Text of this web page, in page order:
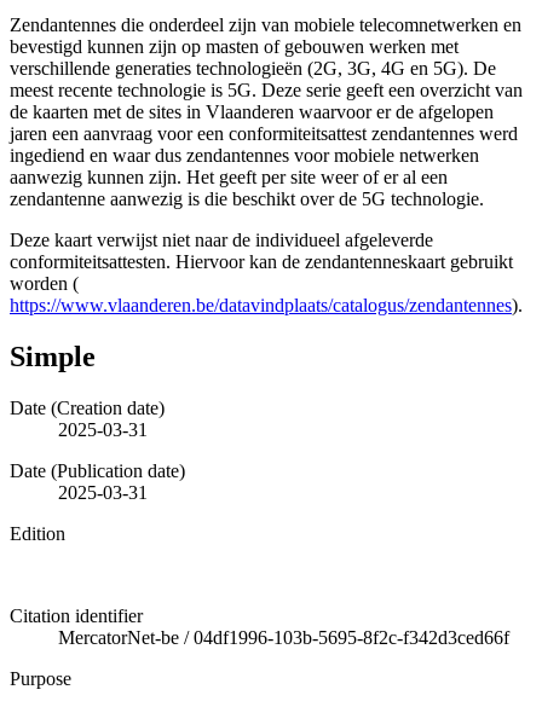
Zendantennes die onderdeel zijn van mobiele telecomnetwerken en
bevestigd kunnen zijn op masten of gebouwen werken met
verschillende generaties technologieën (2G, 3G, 4G en 5G). De
meest recente technologie is 5G. Deze serie geeft een overzicht van
de kaarten met de sites in Vlaanderen waarvoor er de afgelopen
jaren een aanvraag voor een conformiteitsattest zendantennes werd
ingediend en waar dus zendantennes voor mobiele netwerken
aanwezig kunnen zijn. Het geeft per site weer of er al een
zendantenne aanwezig is die beschikt over de 5G technologie.
Deze kaart verwijst niet naar de individueel afgeleverde
conformiteitsattesten. Hiervoor kan de zendantenneskaart gebruikt
worden (
https://www.vlaanderen.be/datavindplaats/catalogus/zendantennes).
Simple
Date (Creation date)
2025-03-31
Date (Publication date)
2025-03-31
Edition
Citation identifier
MercatorNet-be /04df1996-103b-5695-8f2c-f342d3ced66f
Purpose